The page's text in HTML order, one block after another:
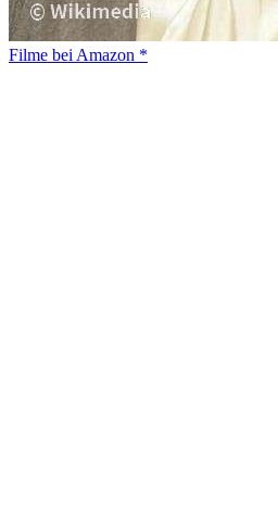
Filme bei Amazon *